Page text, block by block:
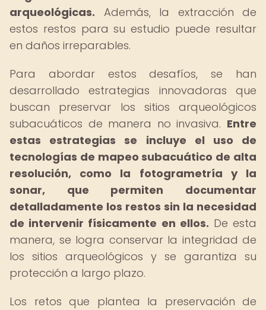
arqueológicas. Además, la extracción de
estos restos para su estudio puede resultar
en daños irreparables.
Para abordar estos desafíos, se han
desarrollado estrategias innovadoras que
buscan preservar los sitios arqueológicos
subacuáticos de manera no invasiva. Entre
estas estrategias se incluye el uso de
tecnologías de mapeo subacuático de alta
resolución, como la fotogrametría y la
sonar, que permiten documentar
detalladamente los restos sin la necesidad
de intervenir físicamente en ellos. De esta
manera, se logra conservar la integridad de
los sitios arqueológicos y se garantiza su
protección a largo plazo.
Los retos que plantea la preservación de